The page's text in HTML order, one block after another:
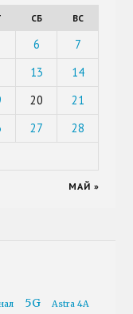
СБ ВС
6
7
13
14
20
21
27
28
МАЙ »
5G
Astra 4A